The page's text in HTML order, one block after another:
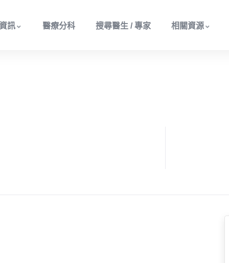
訊 醫療分科 搜尋醫生 / 專家 相關資源